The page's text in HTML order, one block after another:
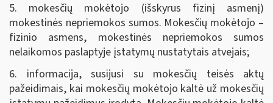
5. mokesčių mokėtojo (išskyrus fizinį asmenį)
mokestinės nepriemokos sumos. Mokesčių mokėtojo –
fizinio asmens, mokestinės nepriemokos sumos
nelaikomos paslaptyje įstatymų nustatytais atvejais;
6. informacija, susijusi su mokesčių teisės aktų
pažeidimais, kai mokesčių mokėtojo kaltė už mokesčių